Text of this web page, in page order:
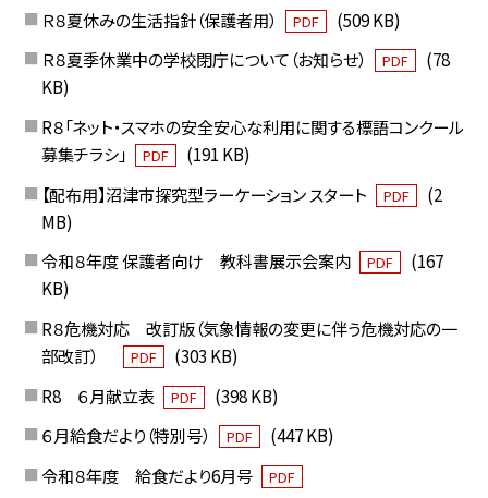
Ｒ８夏休みの生活指針（保護者用）
PDF
(509 KB)
Ｒ８夏季休業中の学校閉庁について（お知らせ）
PDF
(78
KB)
R８「ネット・スマホの安全安心な利用に関する標語コンクール
募集チラシ」
PDF
(191 KB)
【配布用】沼津市探究型ラーケーション スタート
PDF
(2
MB)
令和８年度 保護者向け 教科書展示会案内
PDF
(167
KB)
R８危機対応 改訂版（気象情報の変更に伴う危機対応の一
部改訂）
PDF
(303 KB)
R8 ６月献立表
PDF
(398 KB)
６月給食だより（特別号）
PDF
(447 KB)
令和８年度 給食だより6月号
PDF